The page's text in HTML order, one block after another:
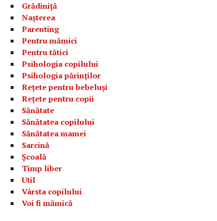
Grădiniță
Nașterea
Parenting
Pentru mămici
Pentru tătici
Psihologia copilului
Psihologia părinților
Rețete pentru bebeluși
Rețete pentru copii
Sănătate
Sănătatea copilului
Sănătatea mamei
Sarcină
Școală
Timp liber
Util
Vârsta copilului
Voi fi mămică